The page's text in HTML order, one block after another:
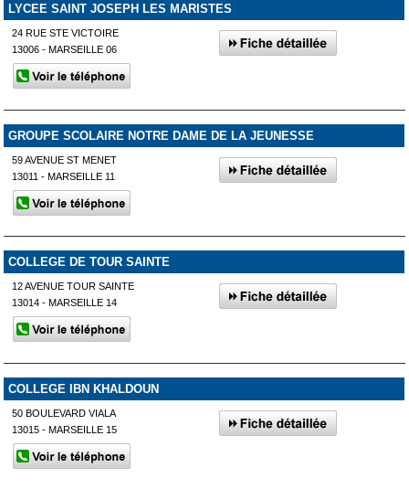
LYCEE SAINT JOSEPH LES MARISTES
24 RUE STE VICTOIRE
13006 - MARSEILLE 06
GROUPE SCOLAIRE NOTRE DAME DE LA JEUNESSE
59 AVENUE ST MENET
13011 - MARSEILLE 11
COLLEGE DE TOUR SAINTE
12 AVENUE TOUR SAINTE
13014 - MARSEILLE 14
COLLEGE IBN KHALDOUN
50 BOULEVARD VIALA
13015 - MARSEILLE 15